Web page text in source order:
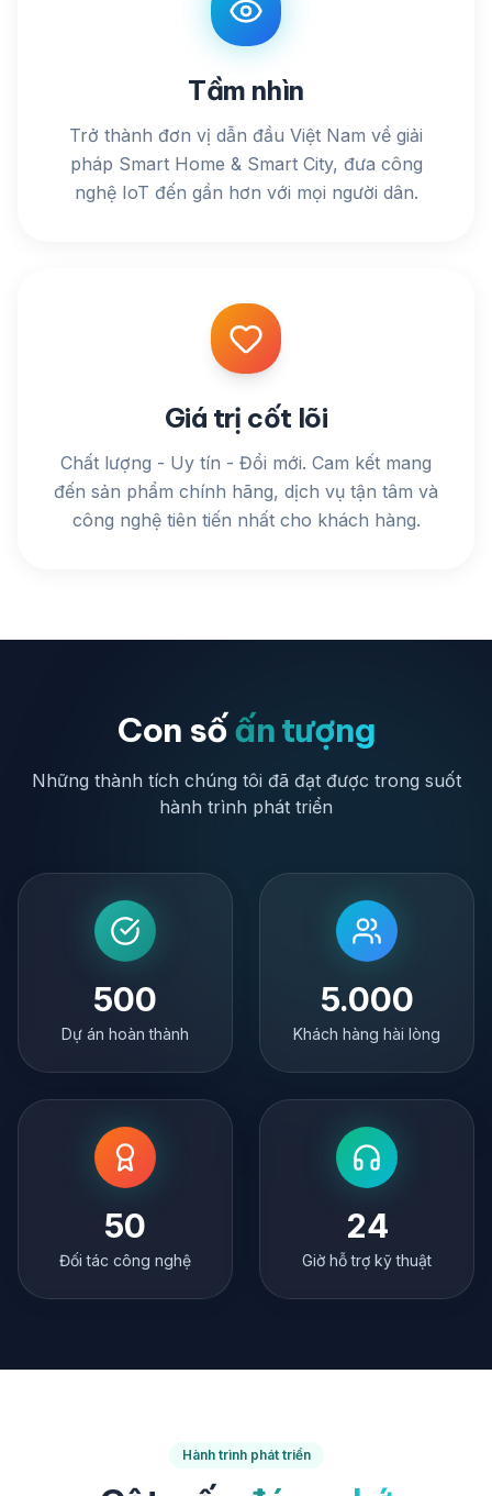
Tầm nhìn
Trở thành đơn vị dẫn đầu Việt Nam về giải
pháp Smart Home & Smart City, đưa công
nghệ IoT đến gần hơn với mọi người dân.
Giá trị cốt lõi
Chất lượng - Uy tín - Đổi mới. Cam kết mang
đến sản phẩm chính hãng, dịch vụ tận tâm và
công nghệ tiên tiến nhất cho khách hàng.
Con sốấn tượng
Những thành tích chúng tôi đã đạt được trong suốt
hành trình phát triển
500
Dự án hoàn thành
5.000
Khách hàng hài lòng
50
Đối tác công nghệ
24
Giờ hỗ trợ kỹ thuật
Hành trình phát triển